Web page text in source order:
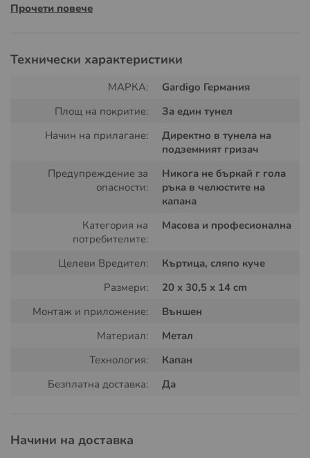
което гарантира успешното улавяне на вредителите.
за употреба.
Предимства на Gardigo Wühlmaus-
Falle Profi
издръжливост– изработен от масивна поцинкована
ламарина, устойчива на корозия и неблагоприятни
– капанът може да бъде заложен в
тунелите на вредителите без предварително
ефективност– механизмът с мощни пружини
сляпото куче;
– лесно се зарежда с крак, без риск за
Прочети повече
Технически характеристики
МАРКА:
Gardigo Германия
Площ на покритие:
За един тунел
Начин на прилагане:
Директно в тунела на
подземният гризач
Предупреждение за
опасности:
Никога не бъркай г гола
ръка в челюстите на
капана
Категория на
потребителите:
Масова и професионална
Целеви Вредител:
Къртица, сляпо куче
Размери:
20 x 30,5 x 14 cm
Монтаж и приложение:
Външен
Материал:
Метал
Технология:
Капан
Безплатна доставка:
Да
Начини на доставка